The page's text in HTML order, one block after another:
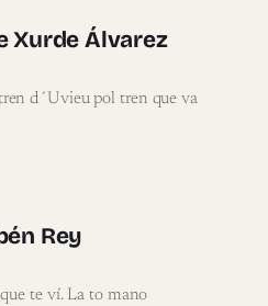
Xurde Álvarez
d´Uvieu pol tren que va
Rey
te ví. La to mano